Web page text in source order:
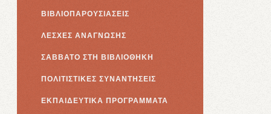
ΒΙΒΛΙΟΠΑΡΟΥΣΙΑΣΕΙΣ
ΛΕΣΧΕΣ ΑΝΑΓΝΩΣΗΣ
ΣΑΒΒΑΤΟ ΣΤΗ ΒΙΒΛΙΟΘΗΚΗ
ΠΟΛΙΤΙΣΤΙΚΕΣ ΣΥΝΑΝΤΗΣΕΙΣ
ΕΚΠΑΙΔΕΥΤΙΚΑ ΠΡΟΓΡΑΜΜΑΤΑ